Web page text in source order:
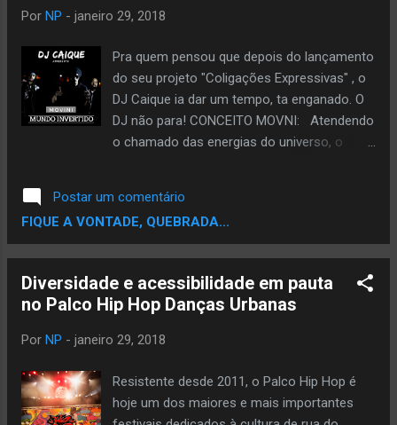
novo trabalho, aguardado pelos fãs, pode
pocket show onde o rapper adianta o
conteúdo do disco, ainda inédito, com
previsão de lançamento para esse ano. “O
rap tem essência de rua, a nossa verdadeira
rede social” “A ideia é sentir o público
Na sequência virão os clipes e os singles
nas plataformas digitais. ” #U3...
Por NP - janeiro 29, 2018
Pra quem pensou que depois do lançamento
do seu projeto "Coligações Expressivas" , o
DJ Caique ia dar um tempo, ta enganado. O
DJ não para! CONCEITO MOVNI: Atendendo
o chamado das energias do universo, o
uma ideologia que tem como base a
liberdade criativa na construção de canções
. Buscando sair de padrões
fazer músicas com riqueza de elementos
sonoros com mensagens que imprimem os
mais diversos cenários da vida, do trágico
Facebook:
https://www.facebook.com/djcaiqueoficial
Twitter: https://twitter.com/djcaiqueoficial
Postar um comentário
FIQUE A VONTADE, QUEBRADA...
Diversidade e acessibilidade em pauta
no Palco Hip Hop Danças Urbanas
Por NP - janeiro 29, 2018
Resistente desde 2011, o Palco Hip Hop é
hoje um dos maiores e mais importantes